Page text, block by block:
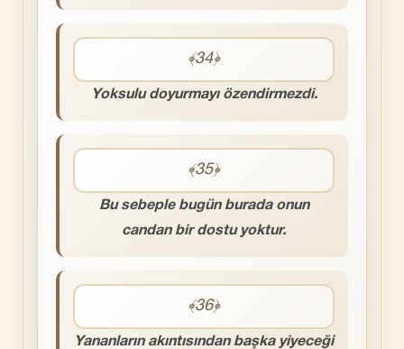
﴾34﴿
Yoksulu doyurmayı özendirmezdi.
﴾35﴿
Bu sebeple bugün burada onun
candan bir dostu yoktur.
﴾36﴿
Yananların akıntısından başka yiyeceği